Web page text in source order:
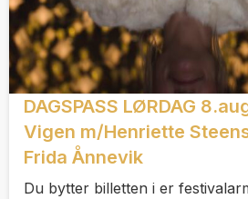
DAGSPASS LØRDAG
Vigen m/Henriette
Frida Ånnevik
Du bytter billetten i er